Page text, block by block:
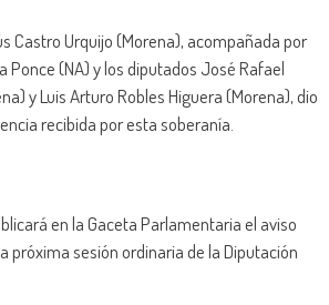
Castro Urquijo (Morena), acompañada por
Ponce (NA) y los diputados José Rafael
y Luis Arturo Robles Higuera (Morena), dio
recibida por esta soberanía.
en la Gaceta Parlamentaria el aviso
próxima sesión ordinaria de la Diputación